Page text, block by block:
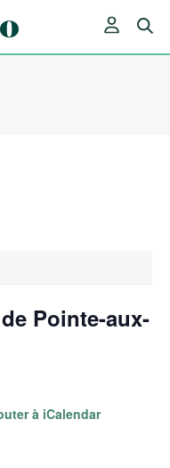
Pointe-aux-
à iCalendar